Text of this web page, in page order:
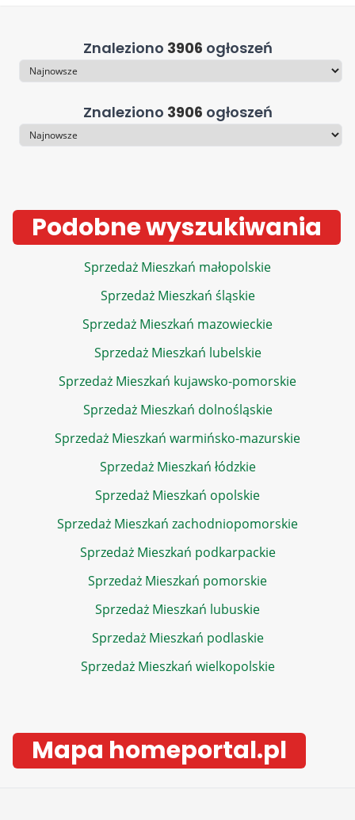
Znaleziono 3906 ogłoszeń
Sortowanie
Znaleziono 3906 ogłoszeń
Sortowanie
Podobne wyszukiwania
Sprzedaż Mieszkań małopolskie
Sprzedaż Mieszkań śląskie
Sprzedaż Mieszkań mazowieckie
Sprzedaż Mieszkań lubelskie
Sprzedaż Mieszkań kujawsko-pomorskie
Sprzedaż Mieszkań dolnośląskie
Sprzedaż Mieszkań warmińsko-mazurskie
Sprzedaż Mieszkań łódzkie
Sprzedaż Mieszkań opolskie
Sprzedaż Mieszkań zachodniopomorskie
Sprzedaż Mieszkań podkarpackie
Sprzedaż Mieszkań pomorskie
Sprzedaż Mieszkań lubuskie
Sprzedaż Mieszkań podlaskie
Sprzedaż Mieszkań wielkopolskie
Mapa homeportal.pl